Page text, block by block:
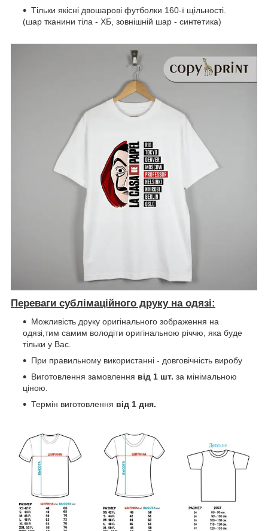
Тільки якісні двошарові футболки 160-ї щільності.
(шар тканини тіла - ХБ, зовнішній шар - синтетика)
Переваги сублімаційного друку на одязі:
Можливість друку оригінального зображення на
одязі,тим самим володіти оригінальною річчю, яка буде
тільки у Вас.
При правильному використанні - довговічність виробу
Виготовлення замовлення від 1 шт. за мінімальною
ціною.
Термін виготовлення від 1 дня.